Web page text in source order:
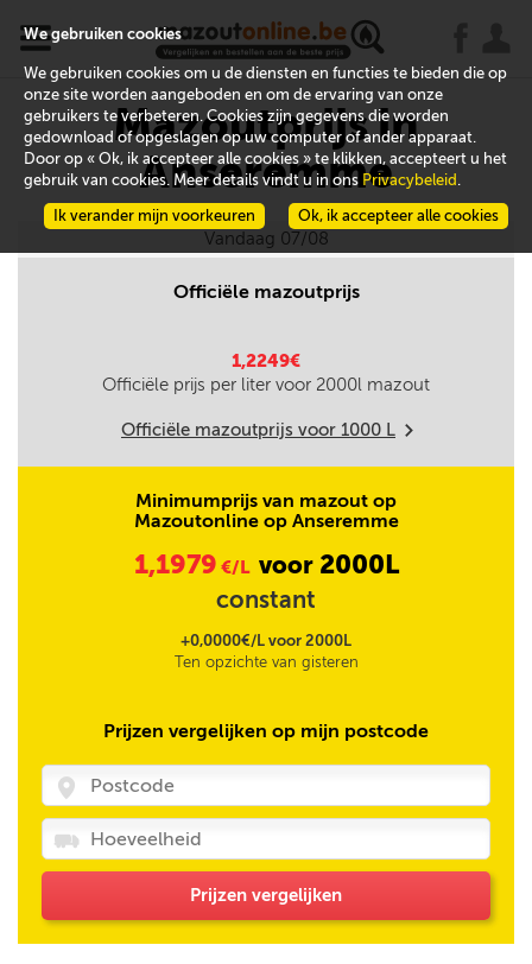
x
Mazoutprijs in
Anseremme
Vandaag 07/08
Officiële mazoutprijs
1,2249€
Officiële prijs per liter voor 2000l mazout
Officiële mazoutprijs voor 1000 L m
Minimumprijs van mazout op
Mazoutonline op Anseremme
1,1979 €/L voor 2000L
constant
+0,0000€/L voor 2000L
Ten opzichte van gisteren
Prijzen vergelijken op mijn postcode
Prijzen vergelijken
We gebruiken cookies
We gebruiken cookies om u de diensten en functies te bieden die op
onze site worden aangeboden en om de ervaring van onze
gebruikers te verbeteren. Cookies zijn gegevens die worden
gedownload of opgeslagen op uw computer of ander apparaat.
Door op « Ok, ik accepteer alle cookies » te klikken, accepteert u het
gebruik van cookies. Meer details vindt u in ons Privacybeleid .
Ok, ik accepteer alle cookies
Ik verander mijn voorkeuren